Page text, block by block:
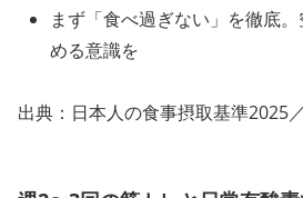
まず「食べ過ぎない」を徹底
める意識を
出典：日本人の食事摂取基準2025